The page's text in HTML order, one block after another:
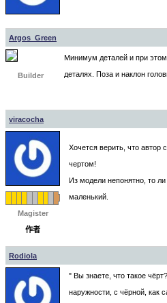
Argos_Green
Builder
Минимум деталей и при
деталях. Поза и наклон
viracocha
Magister
作者
Хочется верить, что автор
чертом!
Из модели непонятно, то
маленький.
Rodiola
" Вы знаете, что такое
наружности, с чёрной, как